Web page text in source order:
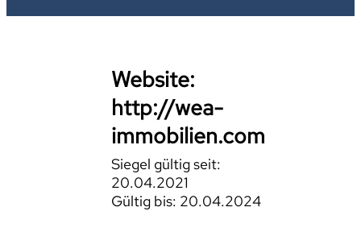
Website:
http://wea-
immobilien.com
Siegel gültig seit:
20.04.2021
Gültig bis: 20.04.2024